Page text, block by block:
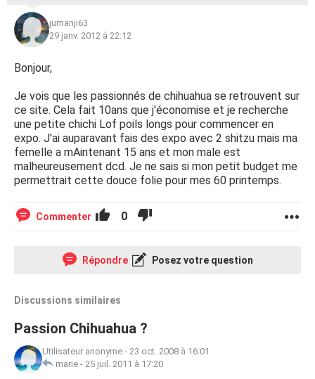
jumanji63
29 janv. 2012 à 22:12
Bonjour,
Je vois que les passionnés de chihuahua se retrouvent sur
ce site. Cela fait 10ans que j'économise et je recherche
une petite chichi Lof poils longs pour commencer en
expo. J'ai auparavant fais des expo avec 2 shitzu mais ma
femelle a mAintenant 15 ans et mon male est
malheureusement dcd. Je ne sais si mon petit budget me
permettrait cette douce folie pour mes 60 printemps.
Commenter 0
Répondre Posez votre question
Discussions similaires
Passion Chihuahua ?
Utilisateur anonyme - 23 oct. 2008 à 16:01
marie - 25 juil. 2011 à 17:20